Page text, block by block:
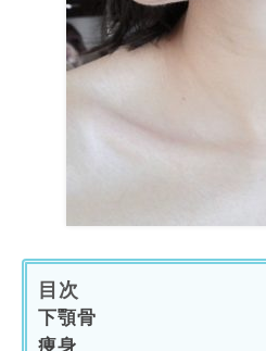
目次
下顎骨
痩身